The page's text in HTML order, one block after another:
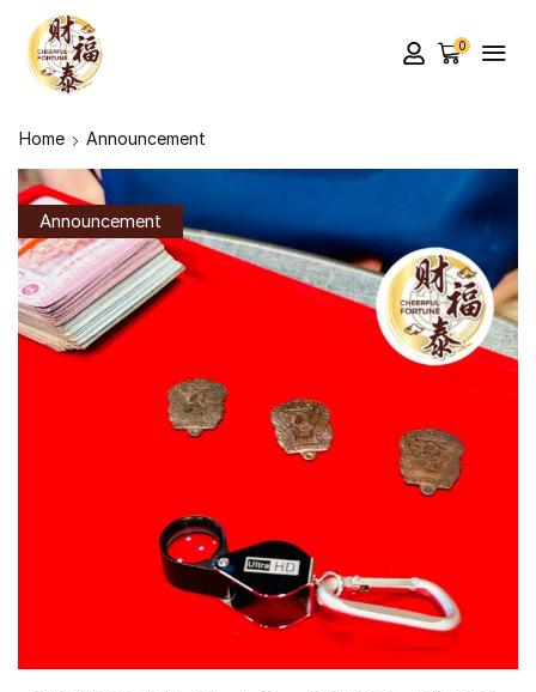
0
Home Announcement
Announcement